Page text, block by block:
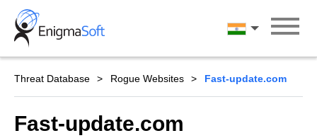
Skip
content
हिन्दी
Threat Database Rogue Websites Fast-update.com
Fast-update.com